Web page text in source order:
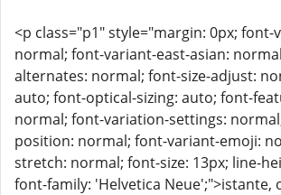
<p class="p1" style="margin: 0px;
normal; font-variant-east-asian:
alternates: normal; font-size-adjust:
auto; font-optical-sizing: auto; font-
normal; font-variation-settings:
position: normal; font-variant-emoji:
stretch: normal; font-size: 13px; line-
font-family: 'Helvetica Neue';">istante,